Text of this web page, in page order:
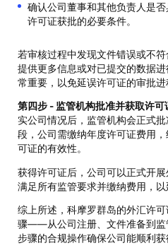
确认公司董事和其他负责人是
许可证获批的必要条件。
若审核过程中发现文件错误或不
提供更多信息或对已提交的数据
常重要，以免延误许可证的审批进
第四步 - 监管机构批准并获取许可
实公司情况后，监管机构会正式
段，公司需缴纳年度许可证费用
可证的有效性。
获得许可证后，公司可以正式开
满足所有监管要求并缴纳费用，以
综上所述，科摩罗群岛的外汇许
骤——从公司注册、文件准备到监
步骤的合规操作确保公司能顺利获